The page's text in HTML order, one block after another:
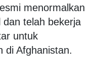
menormalkan
dan telah bekerja
untuk
di Afghanistan.